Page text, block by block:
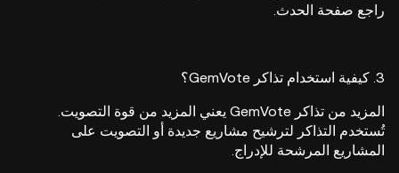
راجع صفحة الحدث.
3. كيفية استخدام تذاكر GemVote؟
المزيد من تذاكر GemVote يعني المزيد من قوة التصويت.
تُستخدم التذاكر لترشيح مشاريع جديدة أو التصويت على
المشاريع المرشحة للإدراج.